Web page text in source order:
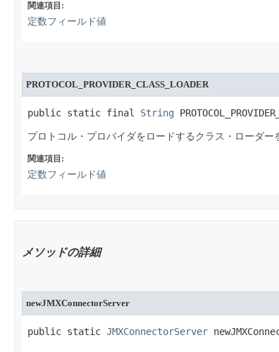
関連項目:
定数フィールド値
PROTOCOL_PROVIDER_CLASS_LOADER
public static final String
プロトコル・プロバイダをロードするクラス・ローダー
関連項目:
定数フィールド値
メソッドの詳細
newJMXConnectorServer
public static JMXConnectorServer